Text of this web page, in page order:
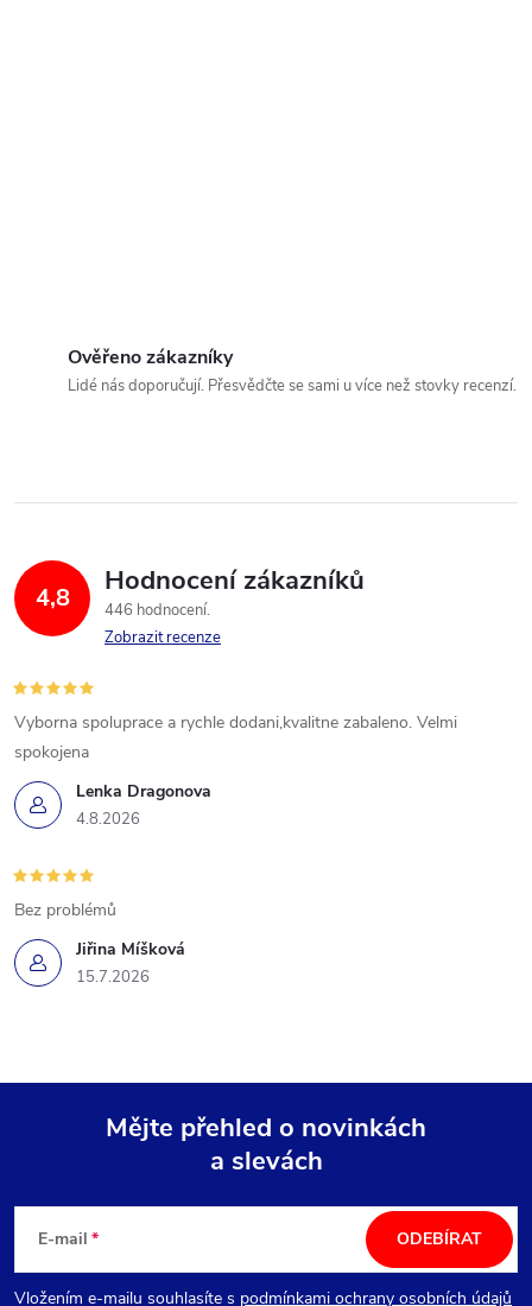
Ověřeno zákazníky
Lidé nás doporučují. Přesvědčte se sami u více než stovky recenzí.
4,8 Hodnocení zákazníků
446 hodnocení
Zobrazit recenze
Lenka Dragonova
4.8.2026
Vyborna spoluprace a rychle dodani,kvalitne zabaleno. Velmi
spokojena
Jiřina Míšková
15.7.2026
Bez problémů
Mějte přehled o novinkách
a slevách
E-mail
Vložením e-mailu souhlasíte s podmínkami ochrany osobních údajů
ODEBÍRAT